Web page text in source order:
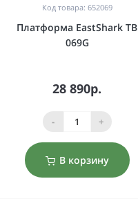
Код товара: 652069
Платформа EastShark TB
069G
28 890р.
- +
В корзину